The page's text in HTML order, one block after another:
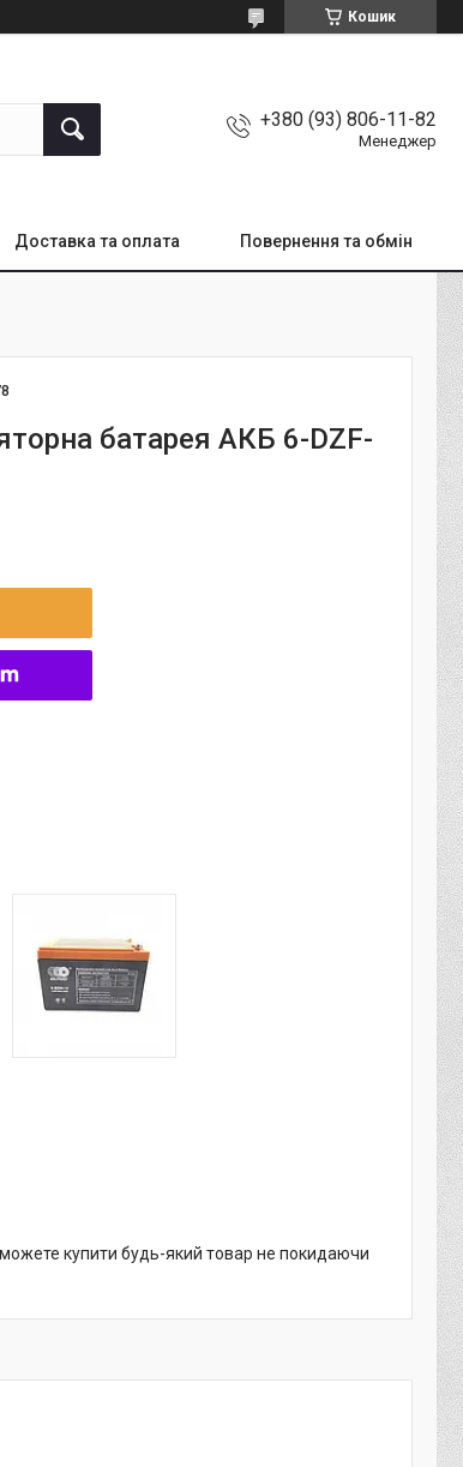
Кошик
+380 (93) 806-11-82
Менеджер
Доставка та оплата Повернення та обмін
батарея АКБ 6-DZF-
можете купити будь-який товар не покидаючи